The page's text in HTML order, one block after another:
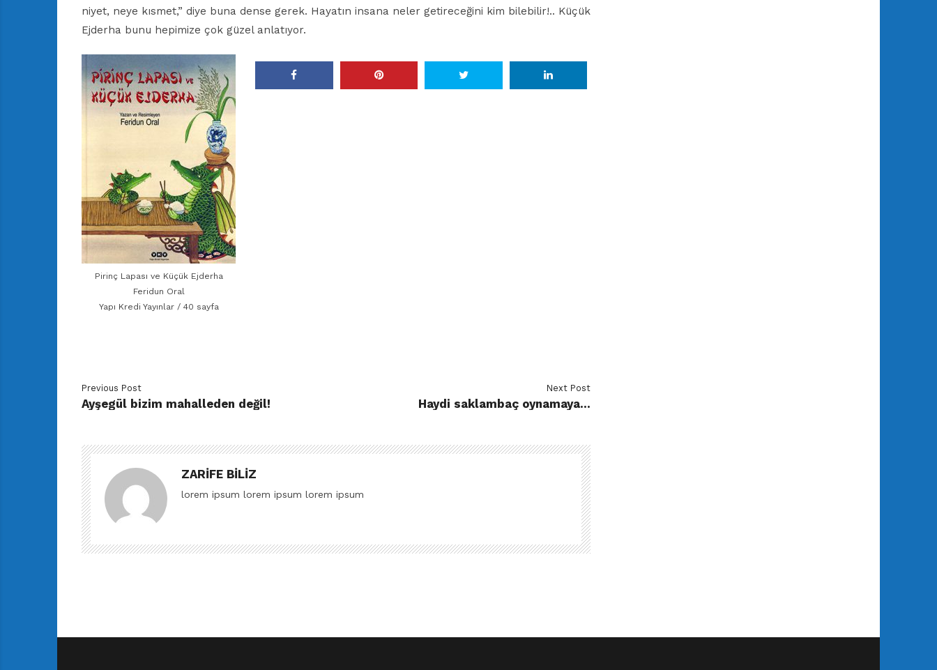
niyet, neye kısmet,” diye buna dense gerek. Hayatın insana neler getireceğini kim bilebilir!.. Küçük
Ejderha bunu hepimize çok güzel anlatıyor.
Pirinç Lapası ve Küçük Ejderha
Feridun Oral
Yapı Kredi Yayınlar / 40 sayfa
Previous Post
Ayşegül bizim mahalleden değil!
Next Post
Haydi saklambaç oynamaya…
ZARIFE BILIZ
lorem ipsum lorem ipsum lorem ipsum